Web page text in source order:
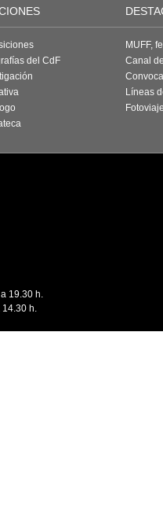
del CdF
MUFF,
Canal
Líneas
19.30 h.
14.30 h.